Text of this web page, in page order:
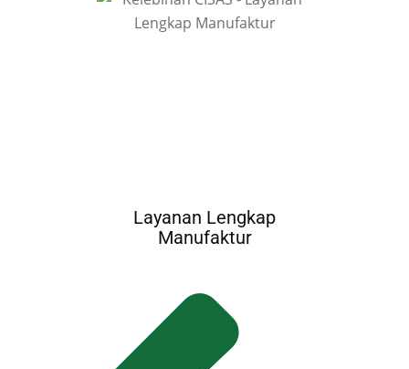
Layanan Lengkap
Manufaktur